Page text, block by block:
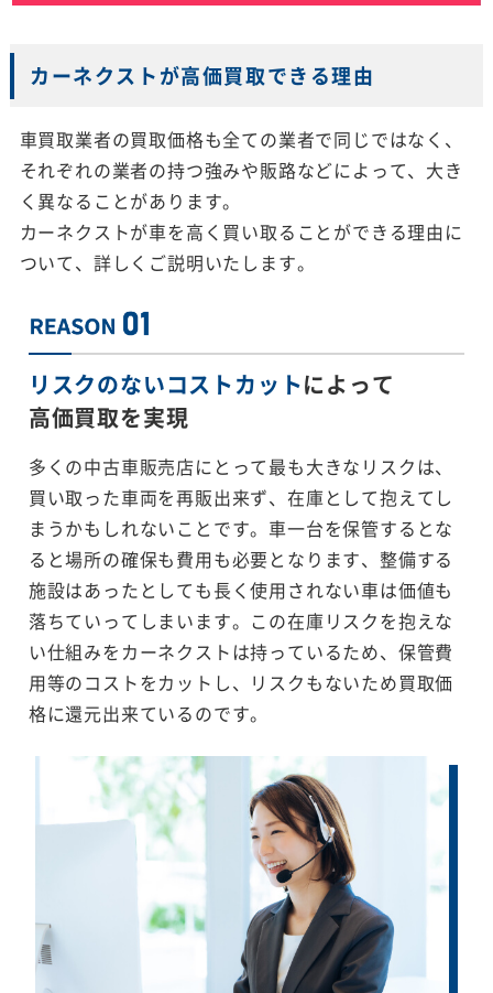
カーネクストが高価買取できる理由
車買取業者の買取価格も全ての業者で同じではなく、
それぞれの業者の持つ強みや販路などによって、大き
く異なることがあります。
カーネクストが車を高く買い取ることができる理由に
ついて、詳しくご説明いたします。
リスクのないコストカットによって
高価買取を実現
多くの中古車販売店にとって最も大きなリスクは、
買い取った車両を再販出来ず、在庫として抱えてし
まうかもしれないことです。車一台を保管するとな
ると場所の確保も費用も必要となります、整備する
施設はあったとしても長く使用されない車は価値も
落ちていってしまいます。この在庫リスクを抱えな
い仕組みをカーネクストは持っているため、保管費
用等のコストをカットし、リスクもないため買取価
格に還元出来ているのです。